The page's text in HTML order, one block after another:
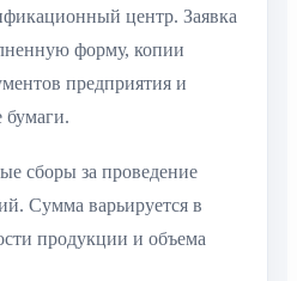
центр. Заявка
форму, копии
предприятия и
бумаги.
сборы за проведение
Сумма варьируется в
продукции и объема